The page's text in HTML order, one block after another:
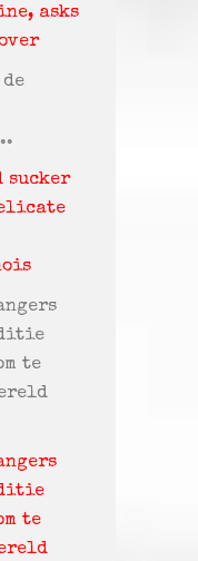
asks
sucker
te
te